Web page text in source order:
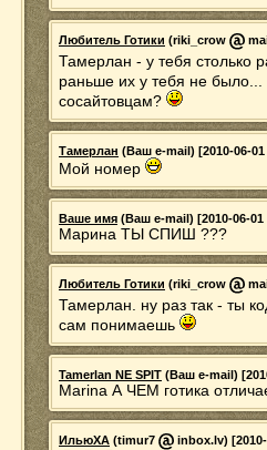
Любитель Готики (riki_crow
Тамерлан - у тебя столько
раньше их у тебя не было...
сосайтовцам?
Тамерлан (Ваш e-mail) [2010-06-01
Мой номер
Ваше имя (Ваш e-mail) [2010-06-01
Марина ТЫ СПИШ ???
Любитель Готики (riki_crow
Тамерлан. ну раз так - ты
сам понимаешь
Tamerlan NE SPIT (Ваш e-mail)
Marina А ЧЕМ готика
ИльюХА (timur7 inbox.lv)